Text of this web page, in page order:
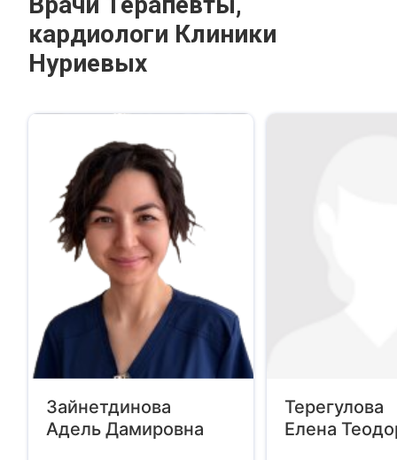
кардиологи Клиники
Нуриевых
Зайнетдинова
Адель Дамировна
Терегулова
Елена